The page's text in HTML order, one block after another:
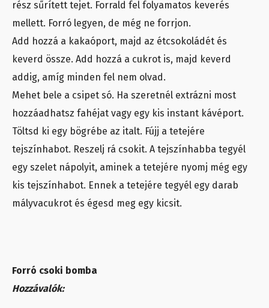
rész sűrített tejet. Forrald fel folyamatos keverés
mellett. Forró legyen, de még ne forrjon.
Add hozzá a kakaóport, majd az étcsokoládét és
keverd össze. Add hozzá a cukrot is, majd keverd
addig, amíg minden fel nem olvad.
Mehet bele a csipet só. Ha szeretnél extrázni most
hozzáadhatsz fahéjat vagy egy kis instant kávéport.
Töltsd ki egy bögrébe az italt. Fújj a tetejére
tejszínhabot. Reszelj rá csokit. A tejszínhabba tegyél
egy szelet nápolyit, aminek a tetejére nyomj még egy
kis tejszínhabot. Ennek a tetejére tegyél egy darab
mályvacukrot és égesd meg egy kicsit.
Forró csoki bomba
Hozzávalók: